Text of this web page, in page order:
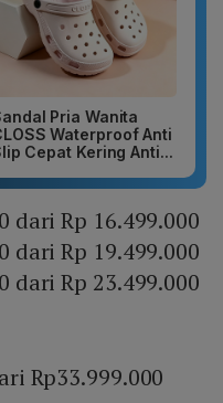
Pria Wanita
Waterproof Anti
Cepat Kering Anti...
dari Rp 16.499.000
dari Rp 19.499.000
dari Rp 23.499.000
Rp33.999.000